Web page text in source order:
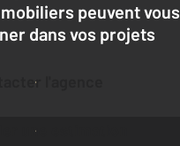
peuvent vous
dans vos projets
l'agence
une estimation